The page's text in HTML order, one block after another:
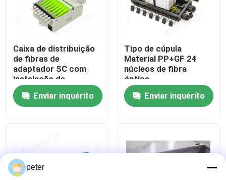
Excursão da fábrica
Controle da qualidade
Contacte-nos
Peça umas citações
Caixa de distribuição
de fibras de
adaptador SC com
instalação de
montagem em parede
/ poste e tipo de
conector da caixa de
Enviar inquérito
Tipo de cúpula
Material PP+GF 24
núcleos de fibra
óptica
Enviar inquérito
peter